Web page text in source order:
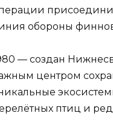
обороны
— создан
центром
птиц и